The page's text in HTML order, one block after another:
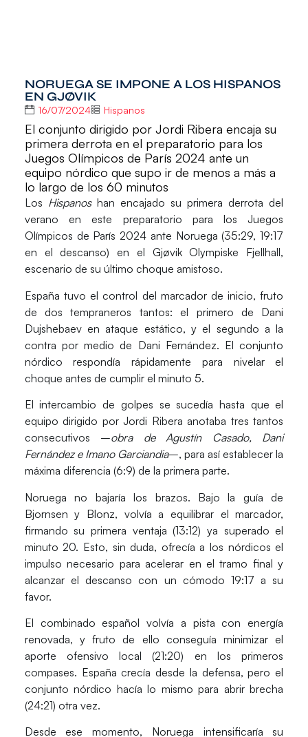
NORUEGA SE IMPONE A LOS HISPANOS
EN GJØVIK
16/07/2024 Hispanos
El conjunto dirigido por Jordi Ribera encaja su
primera derrota en el preparatorio para los
Juegos Olímpicos de París 2024 ante un
equipo nórdico que supo ir de menos a más a
lo largo de los 60 minutos
Los Hispanos han encajado su primera derrota del
verano en este preparatorio para los Juegos
Olímpicos de París 2024 ante Noruega(35:29, 19:17
en el descanso) en el Gjøvik Olympiske Fjellhall,
escenario de su último choque amistoso.
España tuvo el control del marcador de inicio, fruto
de dos tempraneros tantos: el primero de Dani
Dujshebaeven ataque estático, y el segundo a la
contra por medio de Dani Fernández. El conjunto
nórdico respondía rápidamente para nivelar el
choque antes de cumplir el minuto 5.
El intercambio de golpes se sucedía hasta que el
equipo dirigido por Jordi Ribera anotaba tres tantos
consecutivos –obra de Agustín Casado, Dani
Fernández e Imano Garciandia–, para así establecer la
máxima diferencia (6:9) de la primera parte.
Noruega no bajaría los brazos. Bajo la guía de
Bjornsen y Blonz, volvía a equilibrar el marcador,
firmando su primera ventaja (13:12) ya superado el
minuto 20. Esto, sin duda, ofrecía a los nórdicos el
impulso necesario para acelerar en el tramo final y
alcanzar el descanso con un cómodo 19:17 a su
favor.
El combinado español volvía a pista con energía
renovada, y fruto de ello conseguía minimizar el
aporte ofensivo local (21:20) en los primeros
compases. España crecía desde la defensa, pero el
conjunto nórdico hacía lo mismo para abrir brecha
(24:21) otra vez.
Desde ese momento, Noruega intensificaría su